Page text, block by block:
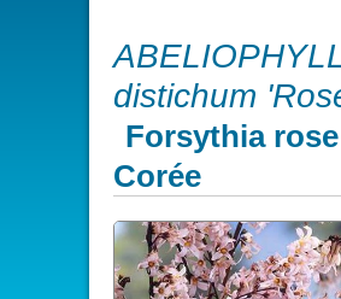
distichum
Forsythia
Corée